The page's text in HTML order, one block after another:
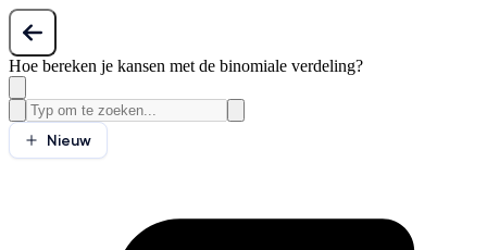
Hoe bereken je kansen met de binomiale verdeling?
Nieuw